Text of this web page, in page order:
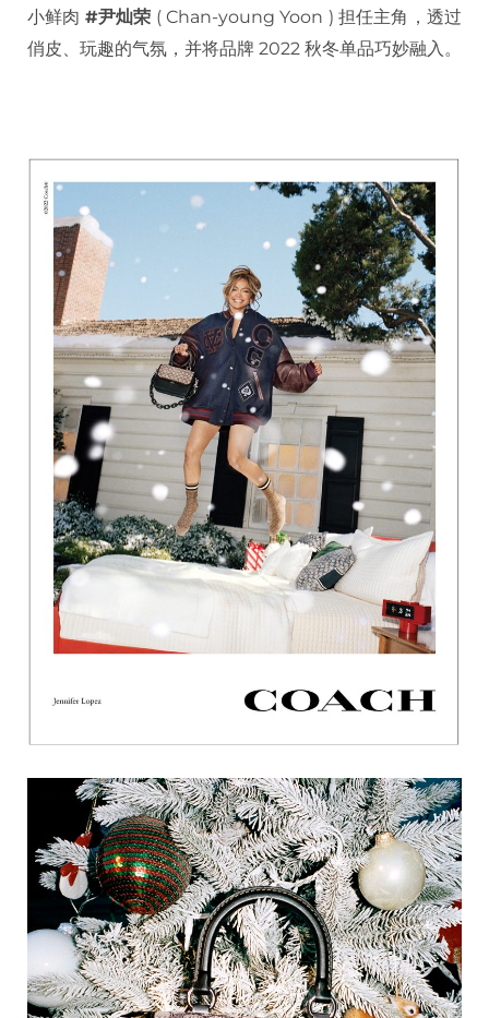
小鲜肉 #尹灿荣 ( Chan-young Yoon ) 担任主角，透过
俏皮、玩趣的气氛，并将品牌 2022 秋冬单品巧妙融入。